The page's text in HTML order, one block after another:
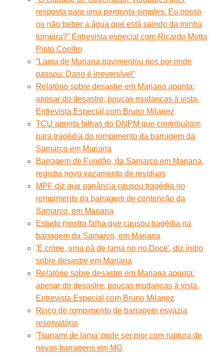
resposta para uma pergunta simples: Eu posso
ou não beber a água que está saindo da minha
torneira?” Entrevista especial com Ricardo Motta
Pinto Coelho
“Lama de Mariana pavimentou rios por onde
passou. Dano é irreversível”
Relatório sobre desastre em Mariana aponta:
apesar do desastre, poucas mudanças à vista.
Entrevista Especial com Bruno Milanez
TCU aponta falhas do DNPM que contribuíram
para tragédia do rompimento da barragem da
Samarco em Mariana
Barragem de Fundão, da Samarco em Mariana,
registra novo vazamento de resíduos
MPF diz que ganância causou tragédia no
rompimento da barragem de contenção da
Samarco, em Mariana
Estudo mostra falha que causou tragédia na
barragem da Samarco, em Mariana
'É crime, uma pá de lama no rio Doce', diz índio
sobre desastre em Mariana
Relatório sobre desastre em Mariana aponta:
apesar do desastre, poucas mudanças à vista.
Entrevista Especial com Bruno Milanez
Risco de rompimento de barragem esvazia
reservatório
'Tsunami de lama' pode ser pior com ruptura de
novas barragens em MG